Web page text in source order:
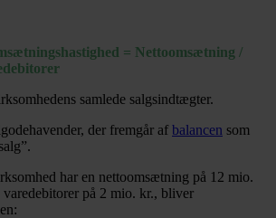
= Nettoomsætning /
samlede salgsindtægter.
der fremgår af balancen som
har en nettoomsætning på 12 mio.
på 2 mio. kr., bliver